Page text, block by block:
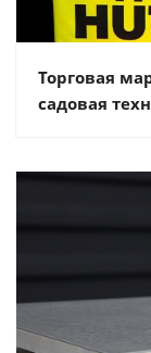
Торговая
садовая